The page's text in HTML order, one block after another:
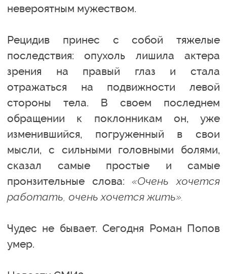
невероятным мужеством.
Рецидив принес с собой тяжелые
последствия: опухоль лишила актера
зрения на правый глаз и стала
отражаться на подвижности левой
стороны тела. В своем последнем
обращении к поклонникам он, уже
изменившийся, погруженный в свои
мысли, с сильными головными болями,
сказал самые простые и самые
пронзительные слова:«Очень хочется
работать, очень хочется жить».
Чудес не бывает. Сегодня Роман Попов
умер.